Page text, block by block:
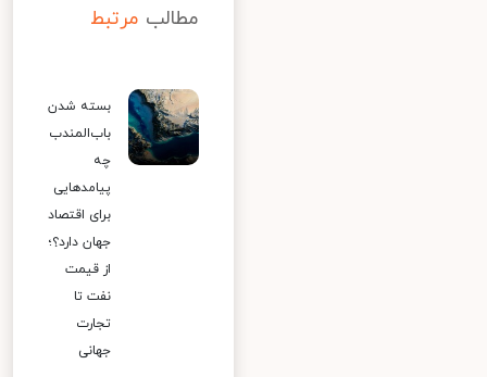
مطالب مرتبط
بسته شدن
باب‌المندب
چه
پیامدهایی
برای اقتصاد
جهان دارد؟؛
از قیمت
نفت تا
تجارت
جهانی